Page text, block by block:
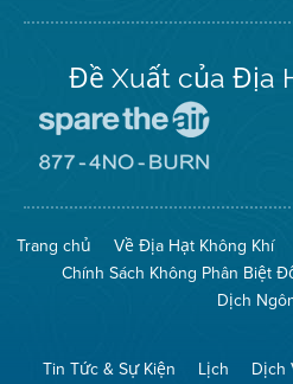
Đề Xuất của Địa
The
(Bảo
No
Trang chủ Về Địa Hạt Không Khí
Chính Sách Không Phân Biệt
Dịch
Tin Tức & Sự Kiện Lịch Dịch